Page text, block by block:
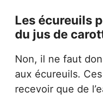
Les écureuils
du jus de
Non, il ne faut
aux écureuils.
recevoir que de